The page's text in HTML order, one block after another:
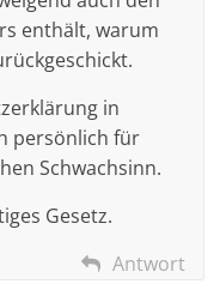
enthält, warum
in
persönlich für
Schwachsinn.
Gesetz.
Antwort